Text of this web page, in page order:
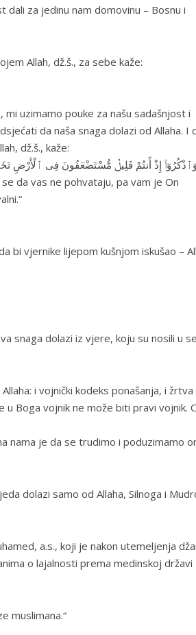
za jedinu nam domovinu – Bosnu i
Allah, dž.š., za sebe kaže:
mi uzimamo pouke za našu sadašnjost i
da naša snaga dolazi od Allaha. I
dž.š., kaže:
وَٱذْكُرُوٓا۟ إِذْ أَنتُمْ قَلِيلٌۭ مُّسْتَضْعَفُونَ فِى ٱلْأَرْضِ
da vas ne pohvataju, pa vam je On
bi vjernike lijepom kušnjom iskušao –
snaga dolazi iz vjere, koju su nosili u
i vojnički kodeks ponašanja, i žrtva
Boga vojnik ne može biti pravi vojnik.
nama je da se trudimo i poduzimamo
dolazi samo od Allaha, Silnoga i
a.s., koji je nakon utemeljenja
o lajalnosti prema medinskoj državi
muslimana.“